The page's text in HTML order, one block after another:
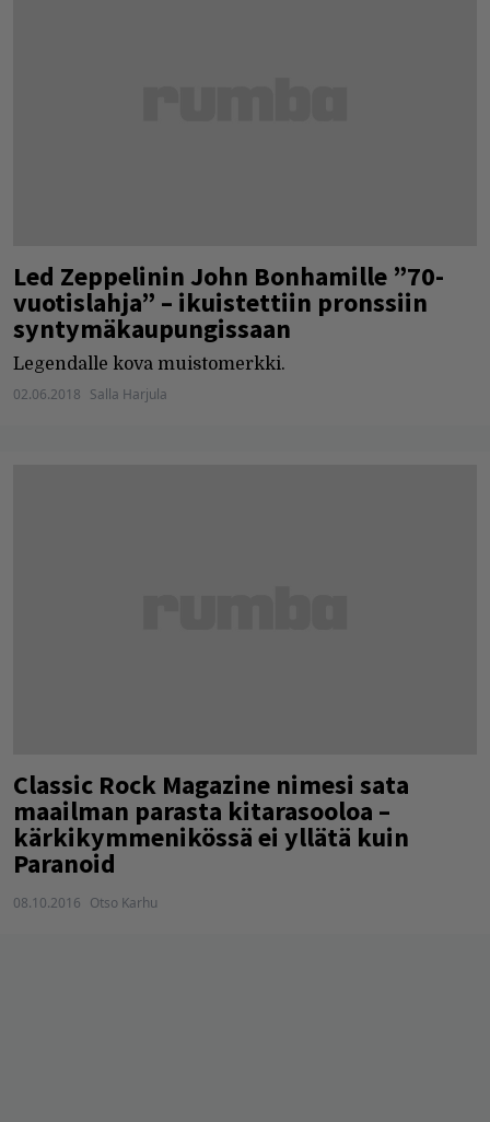
Led Zeppelinin John Bonhamille ”70-
vuotislahja” – ikuistettiin pronssiin
syntymäkaupungissaan
Legendalle kova muistomerkki.
02.06.2018 Salla Harjula
Classic Rock Magazine nimesi sata
maailman parasta kitarasooloa –
kärkikymmenikössä ei yllätä kuin
Paranoid
08.10.2016 Otso Karhu